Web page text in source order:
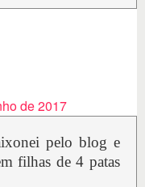
de 2017
pelo blog e
filhas de 4 patas